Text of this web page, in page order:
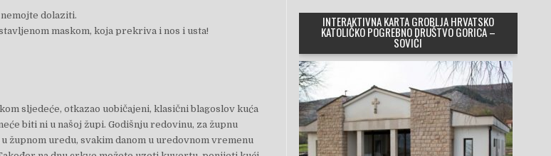
dolaziti.
maskom, koja prekriva i nos i usta!
sljedeće, otkazao uobičajeni, klasični blagoslov kuća
biti ni u našoj župi. Godišnju redovinu, za župnu
župnom uredu, svakim danom u uredovnom vremenu
INTERAKTIVNA KARTA GROBLJA HRVATSKO
KATOLIČKO POGREBNO DRUŠTVO GORICA –
SOVIĆI